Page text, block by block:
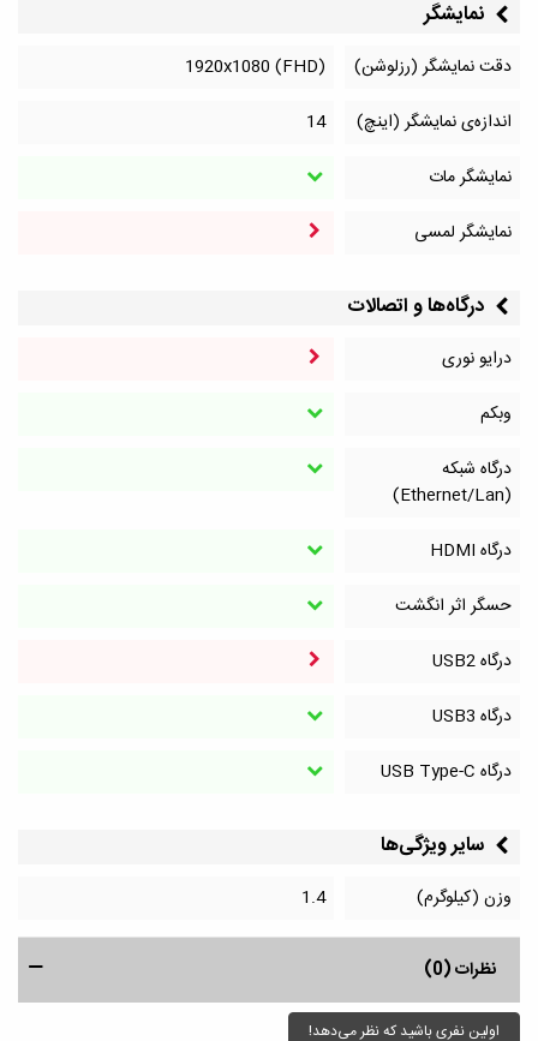
نمایشگر
دقت نمایشگر (رزلوشن)
1920x1080 (FHD)
اندازه‌ی نمایشگر (اینچ)
14
نمایشگر مات
نمایشگر لمسی
درگاه‌ها و اتصالات
درایو نوری
وبکم
درگاه شبکه
(Ethernet/Lan)
درگاه HDMI
حسگر اثر انگشت
درگاه‌ USB2
درگاه‌ USB3
درگاه‌ USB Type-C
سایر ویژگی‌ها
وزن (کیلوگرم) 1.4
نظرات (0)
اولین نفری باشید که نظر می‌دهد!